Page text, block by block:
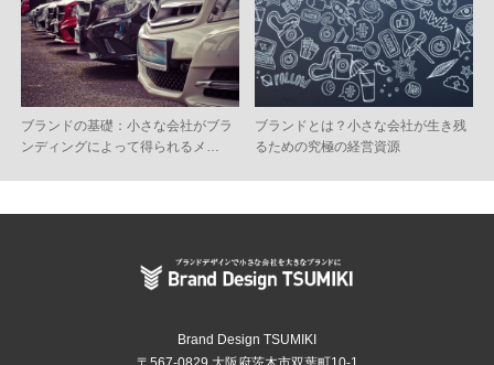
ブランドの基礎：小さな会社がブラ
ンディングによって得られるメ…
ブランドとは？小さな会社が生き残
るための究極の経営資源
Brand Design TSUMIKI